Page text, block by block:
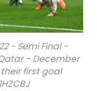
- Semi Final -
- December
their first goal